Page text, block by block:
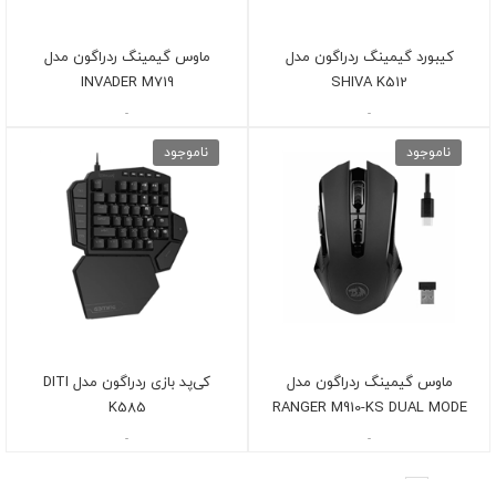
کیبورد گیمینگ ردراگون مدل
SHIVA K512
-
ماوس گیمینگ ردراگون مدل
INVADER M719
-
ناموجود
ماوس گیمینگ ردراگون مدل
RANGER M910-KS DUAL MODE
-
ناموجود
کی‌پد بازی ردراگون مدل DITI
K585
-